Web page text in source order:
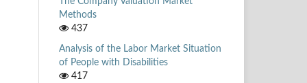
Methods
437
Analysis of the Labor Market Situation
of People with Disabilities
417